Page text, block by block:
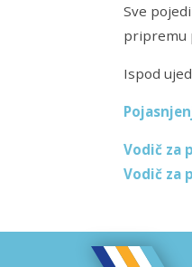
Sve
pripremu
Ispod
Vodič za
Vodič za